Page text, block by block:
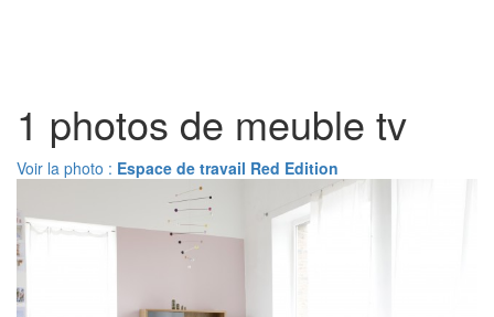
1 photos de meuble tv
Voir la photo : Espace de travail Red Edition